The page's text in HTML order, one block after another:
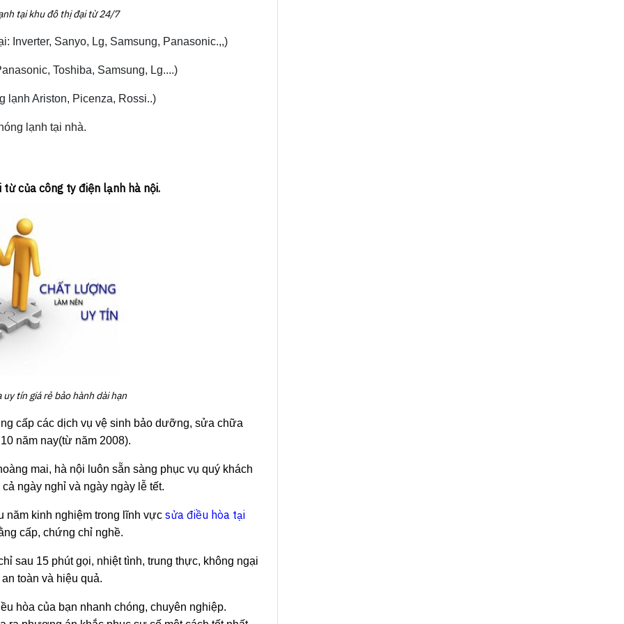
tại khu đô thị đại từ 24/7
Inverter, Sanyo, Lg, Samsung, Panasonic.,,)
Toshiba, Samsung, Lg....)
lạnh Ariston, Picenza, Rossi..)
lạnh tại nhà.
của công ty điện lạnh hà nội.
tín giá rẻ bảo hành dài hạn
cấp các dịch vụ vệ sinh bảo dưỡng, sửa chữa
năm nay(từ năm 2008).
mai, hà nội luôn sẵn sàng phục vụ quý khách
ngày nghỉ và ngày ngày lễ tết.
năm kinh nghiệm trong lĩnh vực sửa điều hòa tại
cấp, chứng chỉ nghề.
sau 15 phút gọi, nhiệt tình, trung thực, không ngại
toàn và hiệu quả.
hòa của bạn nhanh chóng, chuyên nghiệp.